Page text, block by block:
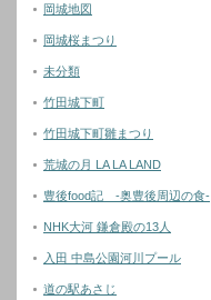
岡城地図
岡城桜まつり
未分類
竹田城下町
竹田城下町雛まつり
荒城の月 LA LA LAND
豊後food記 -奥豊後周辺の食-
NHK大河 鎌倉殿の13人
入田 中島公園河川プール
道の駅あさじ